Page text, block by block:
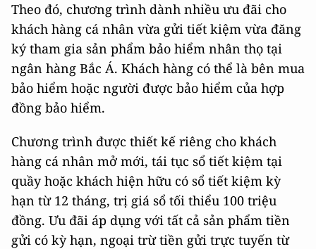
Theo đó, chương trình dành nhiều ưu đãi cho
khách hàng cá nhân vừa gửi tiết kiệm vừa đăng
ký tham gia sản phẩm bảo hiểm nhân thọ tại
ngân hàng Bắc Á. Khách hàng có thể là bên mua
bảo hiểm hoặc người được bảo hiểm của hợp
đồng bảo hiểm.
Chương trình được thiết kế riêng cho khách
hàng cá nhân mở mới, tái tục sổ tiết kiệm tại
quầy hoặc khách hiện hữu có sổ tiết kiệm kỳ
hạn từ 12 tháng, trị giá sổ tối thiểu 100 triệu
đồng. Ưu đãi áp dụng với tất cả sản phẩm tiền
gửi có kỳ hạn, ngoại trừ tiền gửi trực tuyến từ